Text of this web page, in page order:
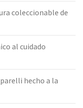
coleccionable de
al cuidado
hecho a la